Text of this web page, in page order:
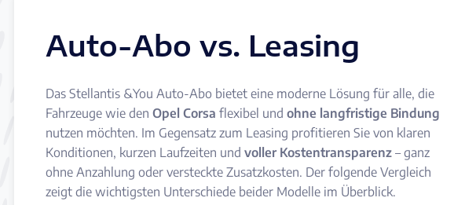
Auto-Abo vs. Leasing
Das Stellantis &You Auto-Abo bietet eine moderne Lösung für alle, die
Fahrzeuge wie den Opel Corsa flexibel und ohne langfristige Bindung
nutzen möchten. Im Gegensatz zum Leasing profitieren Sie von klaren
Konditionen, kurzen Laufzeiten und voller Kostentransparenz – ganz
ohne Anzahlung oder versteckte Zusatzkosten. Der folgende Vergleich
zeigt die wichtigsten Unterschiede beider Modelle im Überblick.